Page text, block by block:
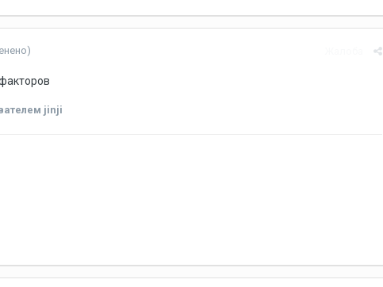
jinji